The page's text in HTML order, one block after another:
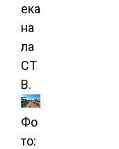
ека
на
ла
СТ
В.
Фо
то: